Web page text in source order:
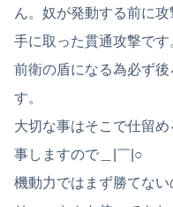
ん。奴が発動する前に
手に取った貫通攻撃で
前衛の盾になる為必ず
す。
大切な事はそこで仕留
事しますので＿|￣|○
機動力ではまず勝てな